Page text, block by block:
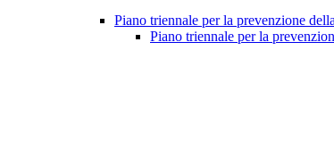
Piano triennale per la prevenzione
Piano triennale per la